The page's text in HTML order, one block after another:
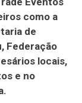
como a
de
Federação
locais,
e no